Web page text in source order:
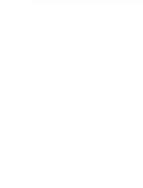
stationner votre
superficie de 13
(4,90 m x 2,70 m)